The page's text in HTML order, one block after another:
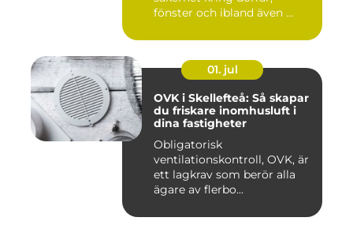
fönster och ibland även ...
01. jul
OVK i Skellefteå: Så skapar
du friskare inomhusluft i
dina fastigheter
Obligatorisk
ventilationskontroll, OVK, är
ett lagkrav som berör alla
ägare av flerbo...